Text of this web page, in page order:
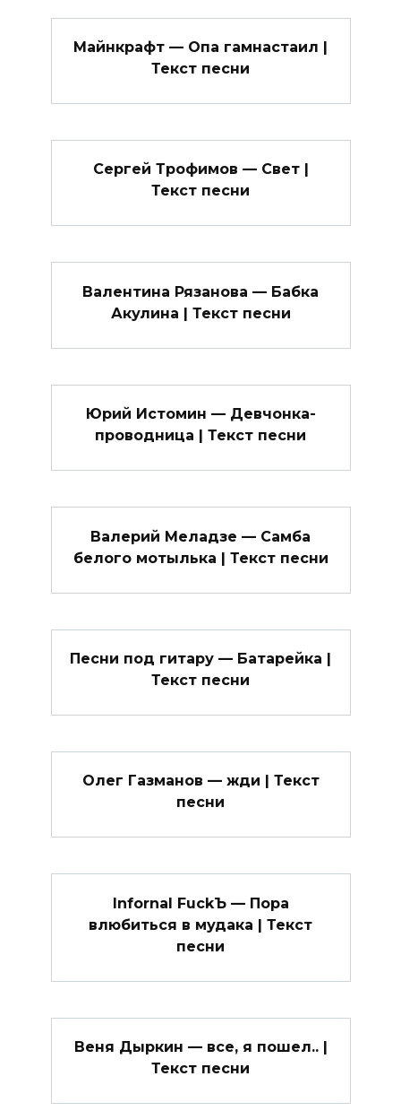
Майнкрафт — Опа гамнастаил |
Текст песни
Сергей Трофимов — Свет |
Текст песни
Валентина Рязанова — Бабка
Акулина | Текст песни
Юрий Истомин — Девчонка-
проводница | Текст песни
Валерий Меладзе — Самба
белого мотылька | Текст песни
Песни под гитару — Батарейка |
Текст песни
Олег Газманов — жди | Текст
песни
Infornal FuckЪ — Пора
влюбиться в мудака | Текст
песни
Веня Дыркин — все, я пошел.. |
Текст песни